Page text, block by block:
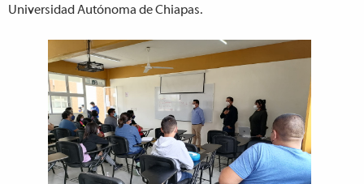
Universidad Autónoma de Chiapas.